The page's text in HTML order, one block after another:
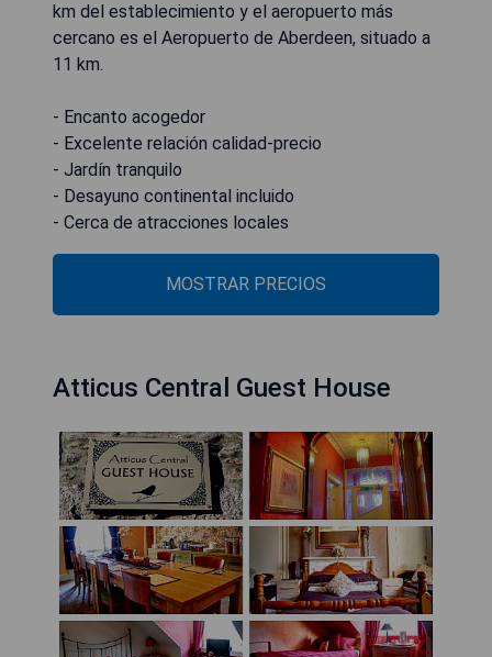
km del establecimiento y el aeropuerto más
cercano es el Aeropuerto de Aberdeen, situado a
11 km.
- Encanto acogedor
- Excelente relación calidad-precio
- Jardín tranquilo
- Desayuno continental incluido
- Cerca de atracciones locales
MOSTRAR PRECIOS
Atticus Central Guest House